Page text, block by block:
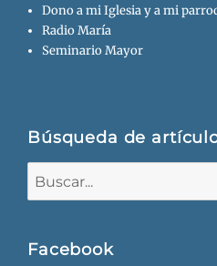
Dono a mi Iglesia y a mi
Radio María
Seminario Mayor
Búsqueda de
Facebook